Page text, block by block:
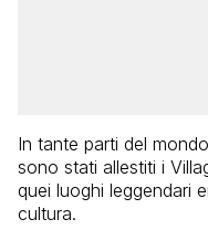
In tante parti del
sono stati allestiti i
quei luoghi leggendari
cultura.